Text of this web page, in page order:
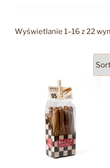
Wyświetlanie 1–16 z 22